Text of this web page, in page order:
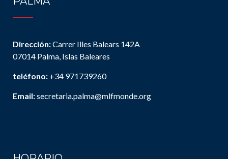
Dirección:Carrer Illes Balears 142A
07014 Palma, Islas Baleares
teléfono: +34 971739260
Email:secretaria.palma@mlfmonde.org